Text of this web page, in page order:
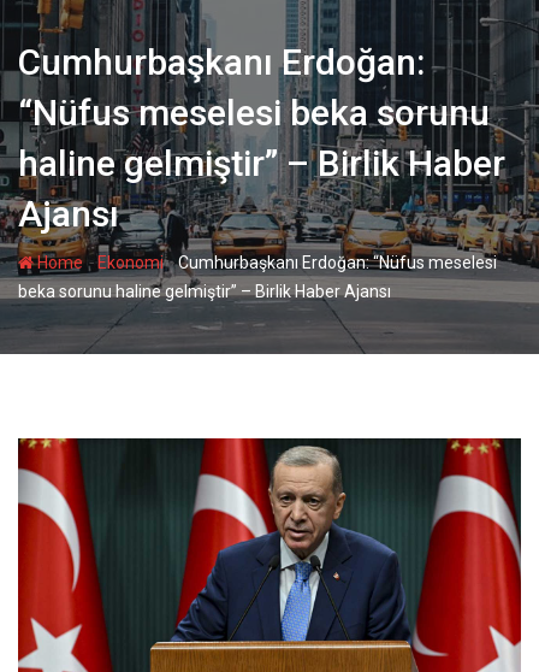
Cumhurbaşkanı Erdoğan:
“Nüfus meselesi beka sorunu
haline gelmiştir” – Birlik Haber
Ajansı
Home-Ekonomi-Cumhurbaşkanı Erdoğan: “Nüfus meselesi
beka sorunu haline gelmiştir” – Birlik Haber Ajansı